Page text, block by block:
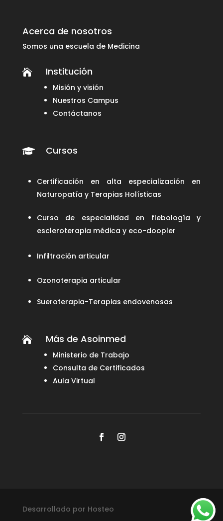
Acerca de nosotros
Somos una escuela de Medicina
 Institución
Misión y visión
Nuestros Campus
Contáctanos
 Cursos
Certificación en alta especialización en
Naturopatía y Terapias Holísticas
Curso de especialidad en flebología y
escleroterapia médica y eco-doopler
Infiltración articular
Ozonoterapia articular
Sueroterapia-Terapias endovenosas
 Más de Asoinmed
Ministerio de Trabajo
Consulta de Certificados
Aula Virtual
Desarrollado por Hosteo